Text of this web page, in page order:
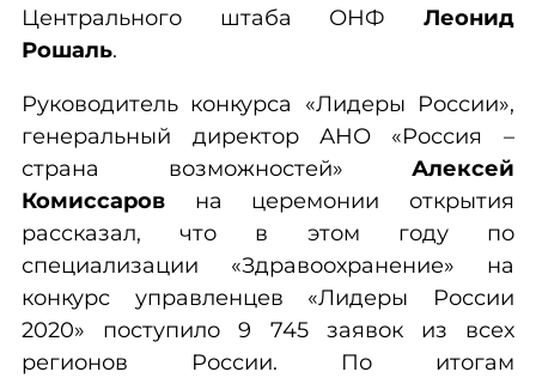
Центрального штаба ОНФ Леонид
Рошаль.
Руководитель конкурса «Лидеры России»,
генеральный директор АНО «Россия –
страна возможностей» Алексей
Комиссаров на церемонии открытия
рассказал, что в этом году по
специализации «Здравоохранение» на
конкурс управленцев «Лидеры России
2020» поступило 9 745 заявок из всех
регионов России. По итогам